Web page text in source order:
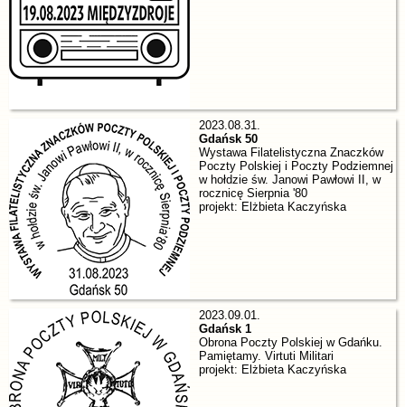
2023.08.31.
Gdańsk 50
Wystawa Filatelistyczna Znaczków
Poczty Polskiej i Poczty Podziemnej
w hołdzie św. Janowi Pawłowi II, w
rocznicę Sierpnia '80
projekt: Elżbieta Kaczyńska
2023.09.01.
Gdańsk 1
Obrona Poczty Polskiej w Gdańku.
Pamiętamy. Virtuti Militari
projekt: Elżbieta Kaczyńska